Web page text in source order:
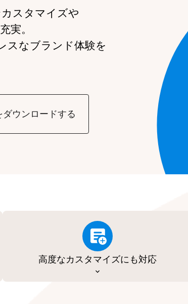
スタマイズや
実。
スなブランド体験を
ダウンロードする
高度なカスタマイズにも対応